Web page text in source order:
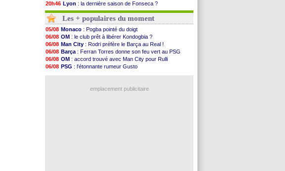
20h46 Lyon : la dernière saison de Fonseca ?
20h30 OM: un nouveau prétendant pour Højbjerg
20h01
Brest: un gardien norvégien en approche ?
19h18 OM: McCourt a versé 120 M€ en 2026
19h09
PSG: 4 retours dans le groupe face à Man Utd ...
18h48
Nice: Kevin Carlos va partir en Italie
18h37
L1: prison avec sursis requis contre un arbitre
18h29
Leganés: c'est signé pour Luca Zidane (off.)
17h58
Atletico: Ruggeri en route pour Aston Villa
17h46
Monaco: Filipe Luis soutient Biereth
: Naples vise Gabriel Jesus
Les + populaires du moment
05/08 Monaco : Pogba pointé du doigt
06/08 OM : le club prêt à libérer Kondogbia ?
06/08 Man City : Rodri préfère le Barça au Real !
06/08 Barça : Ferran Torres donne son feu vert au PSG
06/08 OM : accord trouvé avec Man City pour Rulli
06/08 PSG : l'étonnante rumeur Gusto
emplacement publicitaire